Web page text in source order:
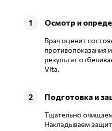
Осмотр и
Врач оценит
противопоказания
результат
Vita.
Тщательно
Накладываем
Подготовка и
1
2